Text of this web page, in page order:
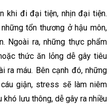
khi đi đại tiện, nhịn đại tiện.
tổn thương ở hậu môn,
Ngoài ra, những thực phẩm
thức ăn lỏng dễ gây tiêu
ra máu. Bên cạnh đó, những
giận, stress sẽ làm niêm
lưu thông, dễ gây ra nhiều